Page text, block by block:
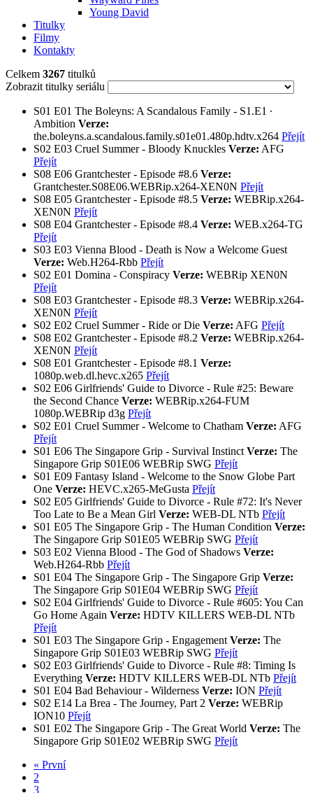
Young David
Titulky
Filmy
Kontakty
Celkem 3267 titulků
Zobrazit titulky seriálu
S01 E01 The Boleyns: A Scandalous Family - S1.E1 ∙
Ambition Verze:
the.boleyns.a.scandalous.family.s01e01.480p.hdtv.x264 Přejít
S02 E03 Cruel Summer - Bloody Knuckles Verze: AFG
Přejít
S08 E06 Grantchester - Episode #8.6 Verze:
Grantchester.S08E06.WEBRip.x264-XEN0N Přejít
S08 E05 Grantchester - Episode #8.5 Verze: WEBRip.x264-
XEN0N Přejít
S08 E04 Grantchester - Episode #8.4 Verze: WEB.x264-TG
Přejít
S03 E03 Vienna Blood - Death is Now a Welcome Guest
Verze: Web.H264-Rbb Přejít
S02 E01 Domina - Conspiracy Verze: WEBRip XEN0N
Přejít
S08 E03 Grantchester - Episode #8.3 Verze: WEBRip.x264-
XEN0N Přejít
S02 E02 Cruel Summer - Ride or Die Verze: AFG Přejít
S08 E02 Grantchester - Episode #8.2 Verze: WEBRip.x264-
XEN0N Přejít
S08 E01 Grantchester - Episode #8.1 Verze:
1080p.web.dl.hevc.x265 Přejít
S02 E06 Girlfriends' Guide to Divorce - Rule #25: Beware
the Second Chance Verze: WEBRip.x264-FUM
1080p.WEBRip d3g Přejít
S02 E01 Cruel Summer - Welcome to Chatham Verze: AFG
Přejít
S01 E06 The Singapore Grip - Survival Instinct Verze: The
Singapore Grip S01E06 WEBRip SWG Přejít
S01 E09 Fantasy Island - Welcome to the Snow Globe Part
One Verze: HEVC.x265-MeGusta Přejít
S02 E05 Girlfriends' Guide to Divorce - Rule #72: It's Never
Too Late to Be a Mean Girl Verze: WEB-DL NTb Přejít
S01 E05 The Singapore Grip - The Human Condition Verze:
The Singapore Grip S01E05 WEBRip SWG Přejít
S03 E02 Vienna Blood - The God of Shadows Verze:
Web.H264-Rbb Přejít
S01 E04 The Singapore Grip - The Singapore Grip Verze:
The Singapore Grip S01E04 WEBRip SWG Přejít
S02 E04 Girlfriends' Guide to Divorce - Rule #605: You Can
Go Home Again Verze: HDTV KILLERS WEB-DL NTb
Přejít
S01 E03 The Singapore Grip - Engagement Verze: The
Singapore Grip S01E03 WEBRip SWG Přejít
S02 E03 Girlfriends' Guide to Divorce - Rule #8: Timing Is
Everything Verze: HDTV KILLERS WEB-DL NTb Přejít
S01 E04 Bad Behaviour - Wilderness Verze: ION Přejít
S02 E14 La Brea - The Journey, Part 2 Verze: WEBRip
ION10 Přejít
S01 E02 The Singapore Grip - The Great World Verze: The
Singapore Grip S01E02 WEBRip SWG Přejít
« První
2
3